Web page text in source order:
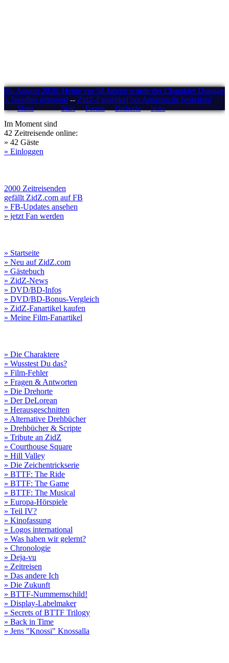
06. August 2026: Heute vor 58 Jahren wurde der Charakter Douglas
J. Needles geboren! -- ZidZ-Fanartikel bei Amazon.de bestellen!
Menü Start Forum Drehorte Stars
Im Moment sind
42 Zeitreisende online:
» 42 Gäste
» Einloggen
2000 Zeitreisenden
gefällt ZidZ.com auf FB
» FB-Updates ansehen
» jetzt Fan werden
» Startseite
» Neu auf ZidZ.com
» Gästebuch
» ZidZ-News
» DVD/BD-Infos
» DVD/BD-Bonus-Vergleich
» ZidZ-Fanartikel kaufen
» Meine Film-Fanartikel
» Die Charaktere
» Wusstest Du das?
» Film-Fehler
» Fragen & Antworten
» Die Drehorte
» Der DeLorean
» Herausgeschnitten
» Alternative Drehbücher
» Drehbücher & Scripte
» Tribute an ZidZ
» Courthouse Square
» Hill Valley
» Die Zeichentrickserie
» BTTF: The Ride
» BTTF: The Game
» BTTF: The Musical
» Europa-Hörspiele
» Teil IV?
» Kinofassung
» Logos international
» Was haben wir gelernt?
» Chronologie
» Deja-vu
» Zeitreisen
» Das andere Ich
» Die Zukunft
» BTTF-Nummernschild!
» Display-Labelmaker
» Secrets of BTTF Trilogy
» Back in Time
» Jens "Knossi" Knossalla